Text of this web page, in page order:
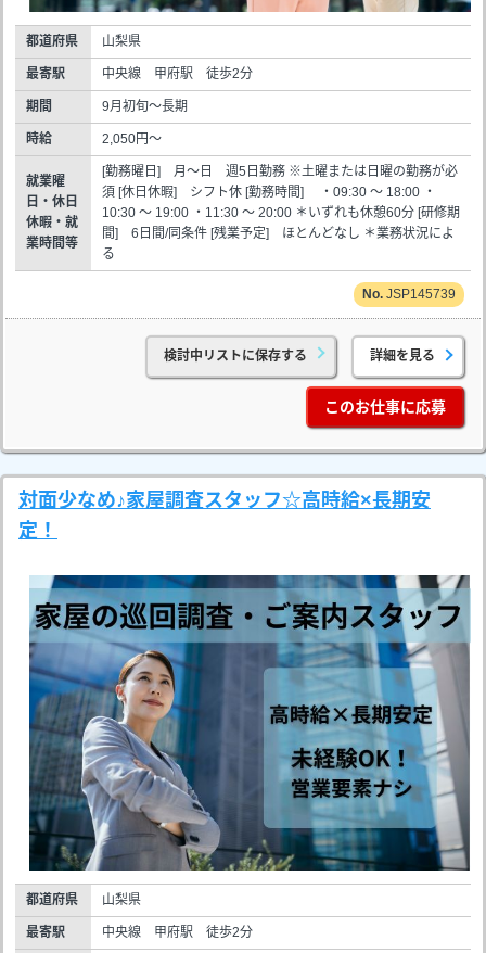
都道府県 山梨県
最寄駅 中央線 甲府駅 徒歩2分
期間 9月初旬～長期
時給 2,050円～
就業曜
日・休日
休暇・就
業時間等
[勤務曜日] 月～日 週5日勤務 ※土曜または日曜の勤務が必
須 [休日休暇] シフト休 [勤務時間] ・09:30 ～ 18:00 ・
10:30 ～ 19:00 ・11:30 ～ 20:00 ＊いずれも休憩60分 [研修期
間] 6日間/同条件 [残業予定] ほとんどなし ＊業務状況によ
る
JSP145739
検討中リストに保存する 詳細を見る
このお仕事に応募
対面少なめ♪家屋調査スタッフ☆高時給×長期安
定！
都道府県 山梨県
最寄駅 中央線 甲府駅 徒歩2分